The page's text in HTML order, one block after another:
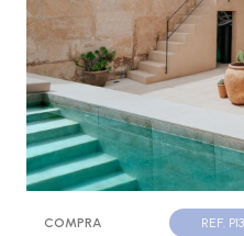
COMPRA REF.